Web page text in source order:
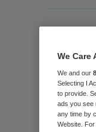
We Care
We and our
Selecting I
to provide.
ads you see
any time by
Website.